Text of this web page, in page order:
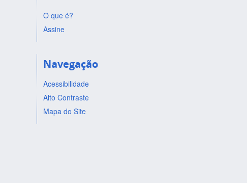
O que é?
Assine
Navegação
Acessibilidade
Alto Contraste
Mapa do Site